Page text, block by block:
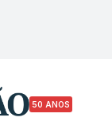
50 ANOS